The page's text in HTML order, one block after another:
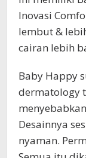
Inovasi
lembut &
cairan lebih
Baby Happy
dermatology
Desainnya
nyaman.